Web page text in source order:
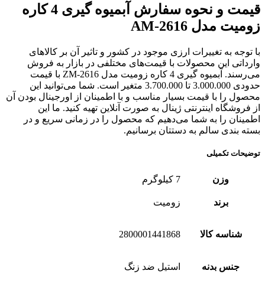
قیمت و نحوه سفارش آبمیوه گیری 4 کاره
زومیت مدل AM-2616
با توجه به تغییرات ارزی موجود در کشور و تاثیر آن بر کالاهای
وارداتی این محصولات با قیمت‌های مختلفی در بازار به فروش
می‌رسند. آبمیوه گیری 4 کاره زومیت مدل ZM-2616 با قیمت
حدودی 3.000.000 تا 3.700.000 متغیر است. شما می‌توانید این
محصول را با قیمت بسیار مناسب و با اطمینان از اورجینال بودن آن
از فروشگاه اینترنتی ژینال به صورت آنلاین تهیه کنید. ما این
اطمینان را به شما می‌دهیم که محصول را در زمانی سریع و در
بسته بندی سالم به دستتان برسانیم.
توضیحات تکمیلی
وزن 7 کیلوگرم
برند زومیت
شناسه کالا 2800001441868
جنس بدنه استیل ضد زنگ